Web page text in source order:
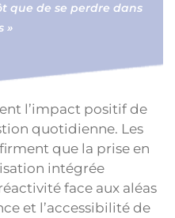
que de se perdre dans
»
l’impact positif de
quotidienne. Les
que la prise en
intégrée
face aux aléas
et l’accessibilité de